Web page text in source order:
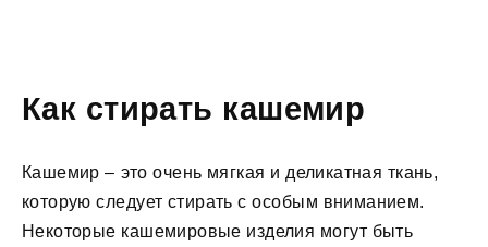
Как стирать кашемир
Кашемир – это очень мягкая и деликатная ткань,
которую следует стирать с особым вниманием.
Некоторые кашемировые изделия могут быть